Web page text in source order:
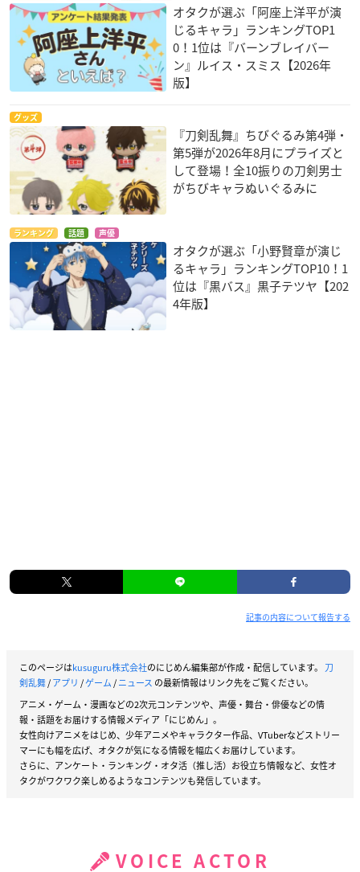
オタクが選ぶ「阿座上洋平が演
じるキャラ」ランキングTOP1
0！1位は『バーンブレイバー
ン』ルイス・スミス【2026年
版】
グッズ
『刀剣乱舞』ちびぐるみ第4弾・
第5弾が2026年8月にプライズと
して登場！全10振りの刀剣男士
がちびキャラぬいぐるみに
ランキング 話題 声優
オタクが選ぶ「小野賢章が演じ
るキャラ」ランキングTOP10！1
位は『黒バス』黒子テツヤ【202
4年版】
記事の内容について報告する
このページはkusuguru株式会社のにじめん編集部が作成・配信しています。 刀
剣乱舞/アプリ /ゲーム/ニュース の最新情報はリンク先をご覧ください。
アニメ・ゲーム・漫画などの2次元コンテンツや、声優・舞台・俳優などの情
報・話題をお届けする情報メディア「にじめん」。
女性向けアニメをはじめ、少年アニメやキャラクター作品、VTuberなどストリー
マーにも幅を広げ、オタクが気になる情報を幅広くお届けしています。
さらに、アンケート・ランキング・オタ活（推し活）お役立ち情報など、女性オ
タクがワクワク楽しめるようなコンテンツも発信しています。
VOICE ACTOR